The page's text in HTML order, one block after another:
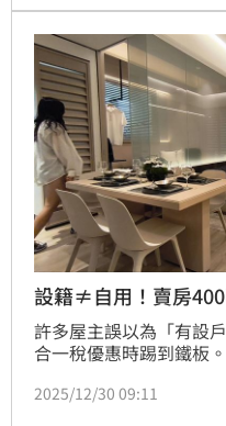
的市況。（陳韋帆）
設籍≠自用！賣房
許多屋主誤以為「有設
合一稅優惠時踢到鐵板
判斷標準已從單純的戶
2025/12/30 09:11